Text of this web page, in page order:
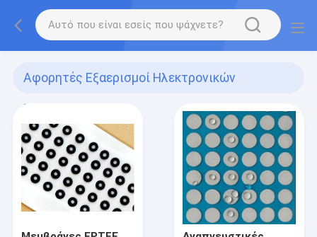
Αφορητές Εξαερισμοί Ηλεκτρονικών
Συσκευών
(2)